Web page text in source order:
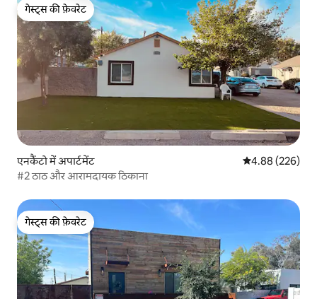
गेस्ट्स की फ़ेवरेट
गेस्ट्स की फ़ेवरेट
एनकैंटो में अपार्टमेंट औसत रेटिंग 5 में से
4.88 (226)
#2 ठाठ और आरामदायक ठिकाना
गेस्ट्स की फ़ेवरेट
गेस्ट्स की फ़ेवरेट